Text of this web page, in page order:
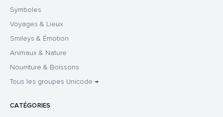
Symboles
Voyages & Lieux
Smileys & Émotion
Animaux & Nature
Nourriture & Boissons
Tous les groupes Unicode →
CATÉGORIES